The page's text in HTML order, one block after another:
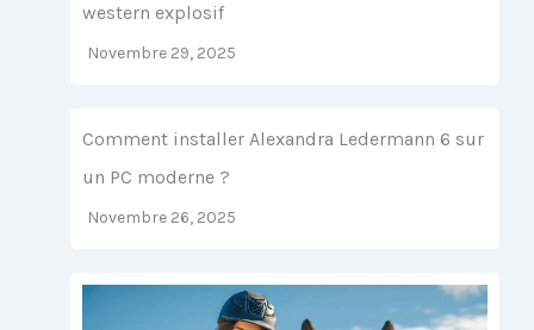
western explosif
Novembre 29, 2025
Comment installer Alexandra Ledermann 6 sur
un PC moderne ?
Novembre 26, 2025